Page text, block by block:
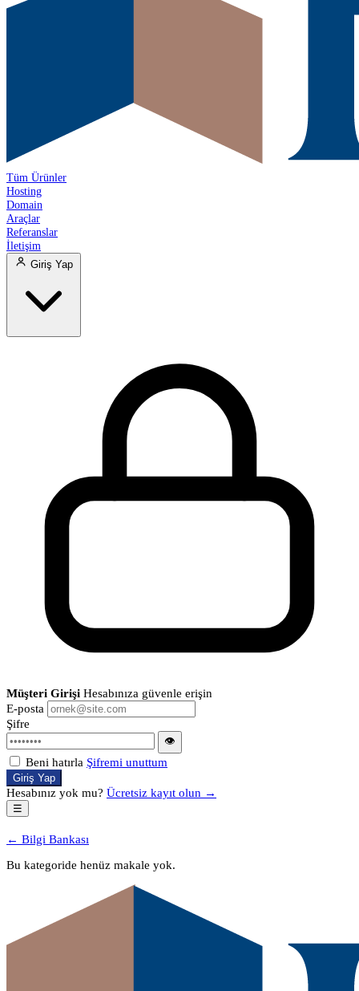
Tüm Ürünler
Hosting
Domain
Araçlar
Referanslar
İletişim
Giriş Yap
Müşteri Girişi Hesabınıza güvenle erişin
E-posta
Şifre
👁
Beni hatırla Şifremi unuttum
Giriş Yap
Hesabınız yok mu? Ücretsiz kayıt olun →
☰
← Bilgi Bankası
Bu kategoride henüz makale yok.